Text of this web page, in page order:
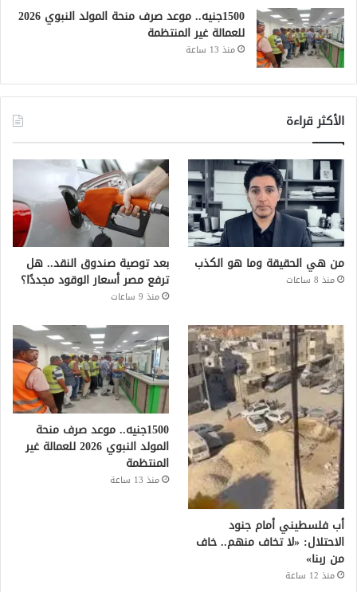
1500جنيه.. موعد صرف منحة المولد النبوي 2026
للعمالة غير المنتظمة
منذ 13 ساعة
الأكثر قراءة
من هي الحقيقة وما هو الكذب
منذ 8 ساعات
بعد توصية صندوق النقد.. هل
ترفع مصر أسعار الوقود مجددًا؟
منذ 9 ساعات
أب فلسطيني أمام جنود
الاحتلال: «لا تخاف منهم.. خاف
من ربنا»
منذ 12 ساعة
1500جنيه.. موعد صرف منحة
المولد النبوي 2026 للعمالة غير
المنتظمة
منذ 13 ساعة